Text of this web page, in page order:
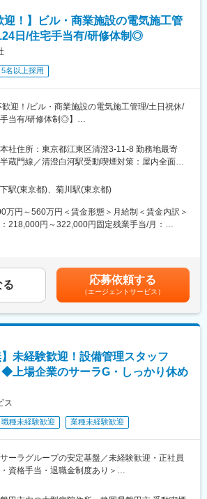
は、人々の生活で発生した下水を浄化し、自然
水質に変換する施設です
電設備や運転操作設備、自家発電設備などの交
たします
→職人さんたちと打ち合わせ/作業開始→作業終
作業指示書の作成→直帰
が進むよう、お客様や職人さん、元受け業者と
取りを組むお仕事です!
内容：
受けながら、各現場でノウハウや知識を習得
、少しずつ管理業務にチャレンジ
務習得の進捗確認をしながら、工事の全工程を管
どんどんスキルアップして活躍しています!
気工事関係等の資格を取得するため社内で試験
ています。また、資格取得の費用も会社から支
気工事関係等の資格を保有している社員に対
ら技術奨励金として毎月の給与へ加算していま
迎！】ビル・商業施設の電気施工管
日/住宅手当有/研修体制◎
5名以上採用
歓迎！/ビル・商業施設の電気施工管理/土日祝休/
当有/研修体制◎】
に大型ビル・大規模商業施設における電気工事
せします!
企業のビルから、名だたる公共施設まで多数手
して、ビルや上下水処理プラントの電気設備、
電気工事を手がける当社。
理として、都心のビル・商業施設での電気工事
せ
現場へ直行/朝礼→職人さんたちと打ち合わせ/作
/総括→次の日の作業指示書の作成→直帰
内容：
社後、社内外にて電気工事関係の研修を用意し
ちするまで会社全体でサポートしています
社住所：東京都江東区清澄3-11-8 勤務地最寄
蔵門線／清澄白河駅受動喫煙対策：屋内全面禁
社の定める事業所
駅(東京都)、菊川駅(東京都)
万円～560万円＜賃金形態＞月給制＜賃金内訳＞
218,000円～322,000円固定残業手当/月：
賞与：年2回(7月・12月) ※賞与3.7ヶ月分+決算賞
年は支給)賃金はあくまでも目安の金額であり、
下する可能性があります。月給(月額)は固定手当を
る 応募依頼する
（エージェントサービス）
】未経験歓迎！設備管理スタッフ
◆上場企業のサーラG・しっかり休め
ス
職種未経験歓迎 業種未経験歓迎
ーラグループの安定基盤／未経験歓迎・正社員
資格手当・退職金制度あり＞
の総合病院に常駐勤務し、空調設備や給排水衛生